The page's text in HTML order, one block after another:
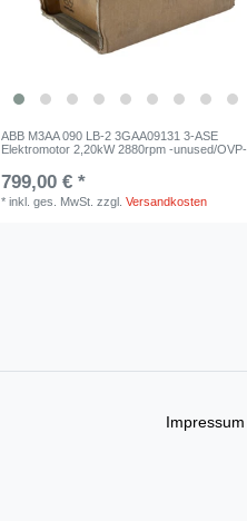
ABB M3AA 090 LB-2 3GAA09131 3-ASE
Elektromotor 2,20kW 2880rpm -unused/OVP-
799,00 € *
*inkl. ges. MwSt. zzgl.Versandkosten
Impressum